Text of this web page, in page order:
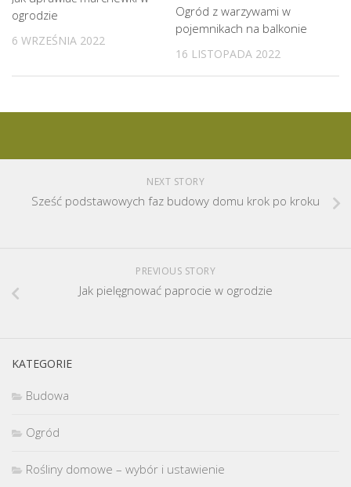
ogrodzie
6 WRZEŚNIA 2022
Ogród z warzywami w
pojemnikach na balkonie
16 LISTOPADA 2022
NEXT STORY
Sześć podstawowych faz budowy domu krok po kroku
PREVIOUS STORY
Jak pielęgnować paprocie w ogrodzie
KATEGORIE
Budowa
Ogród
Rośliny domowe – wybór i ustawienie